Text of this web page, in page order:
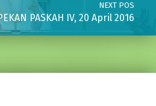
NEXT POS
PASKAH IV, 20 April 2016